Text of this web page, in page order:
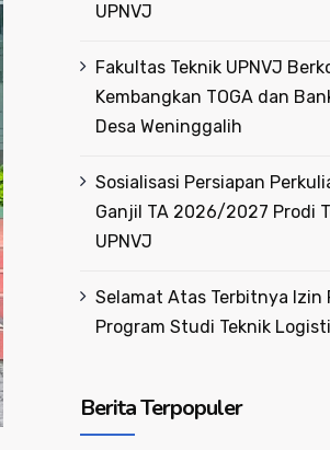
UPNVJ
Fakultas Teknik UPNVJ
Kembangkan TOGA dan
Desa Weninggalih
Sosialisasi Persiapan
Ganjil TA 2026/2027 Prodi
UPNVJ
Selamat Atas Terbitnya Izin
Program Studi Teknik
Berita Terpopuler